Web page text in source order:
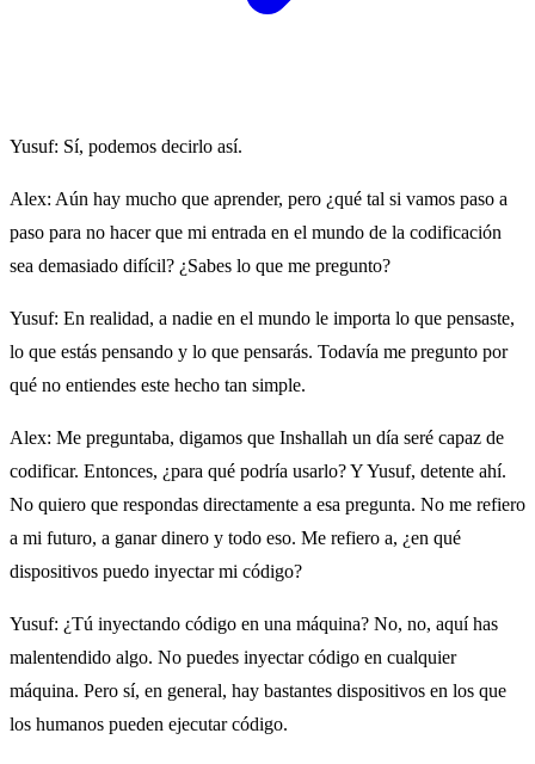
Yusuf: Sí, podemos decirlo así.
Alex: Aún hay mucho que aprender, pero ¿qué tal si vamos paso a
paso para no hacer que mi entrada en el mundo de la codificación
sea demasiado difícil? ¿Sabes lo que me pregunto?
Yusuf: En realidad, a nadie en el mundo le importa lo que pensaste,
lo que estás pensando y lo que pensarás. Todavía me pregunto por
qué no entiendes este hecho tan simple.
Alex: Me preguntaba, digamos que Inshallah un día seré capaz de
codificar. Entonces, ¿para qué podría usarlo? Y Yusuf, detente ahí.
No quiero que respondas directamente a esa pregunta. No me refiero
a mi futuro, a ganar dinero y todo eso. Me refiero a, ¿en qué
dispositivos puedo inyectar mi código?
Yusuf: ¿Tú inyectando código en una máquina? No, no, aquí has
malentendido algo. No puedes inyectar código en cualquier
máquina. Pero sí, en general, hay bastantes dispositivos en los que
los humanos pueden ejecutar código.